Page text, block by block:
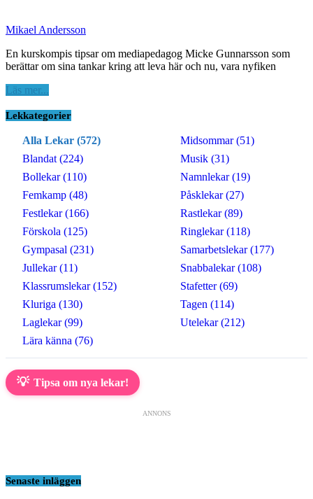
Mikael Andersson
En kurskompis tipsar om mediapedagog Micke Gunnarsson som
berättar om sina tankar kring att leva här och nu, vara nyfiken
Läs mer...
Lekkategorier
Alla Lekar (572)
Blandat (224)
Bollekar (110)
Femkamp (48)
Festlekar (166)
Förskola (125)
Gympasal (231)
Jullekar (11)
Klassrumslekar (152)
Kluriga (130)
Laglekar (99)
Lära känna (76)
Midsommar (51)
Musik (31)
Namnlekar (19)
Påsklekar (27)
Rastlekar (89)
Ringlekar (118)
Samarbetslekar (177)
Snabbalekar (108)
Stafetter (69)
Tagen (114)
Utelekar (212)
💡 Tipsa om nya lekar!
ANNONS
Senaste inläggen